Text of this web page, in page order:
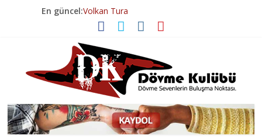
En güncel:Volkan Tura
Volkan Tura
Geçmişten Günümüze Dövme Tarihi
Levent Şahin
Dövme